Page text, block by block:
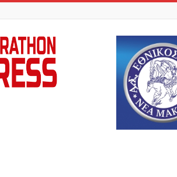
Marathon
Press